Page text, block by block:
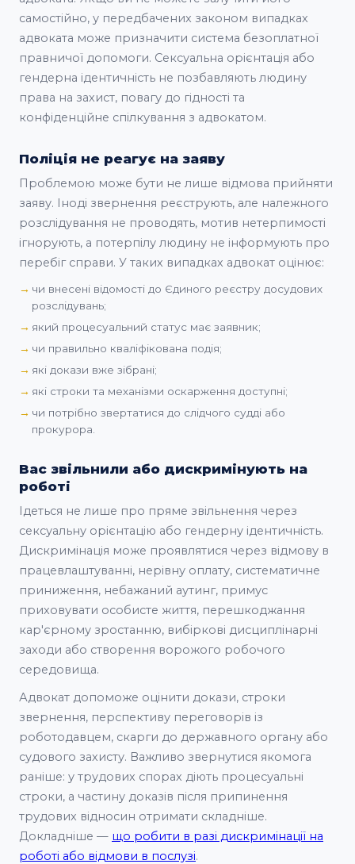
самостійно, у передбачених законом випадках
адвоката може призначити система безоплатної
правничої допомоги. Сексуальна орієнтація або
гендерна ідентичність не позбавляють людину
права на захист, повагу до гідності та
конфіденційне спілкування з адвокатом.
Поліція не реагує на заяву
Проблемою може бути не лише відмова прийняти
заяву. Іноді звернення реєструють, але належного
розслідування не проводять, мотив нетерпимості
ігнорують, а потерпілу людину не інформують про
перебіг справи. У таких випадках адвокат оцінює:
чи внесені відомості до Єдиного реєстру досудових
розслідувань;
який процесуальний статус має заявник;
чи правильно кваліфікована подія;
які докази вже зібрані;
які строки та механізми оскарження доступні;
чи потрібно звертатися до слідчого судді або
прокурора.
Вас звільнили або дискримінують на
роботі
Ідеться не лише про пряме звільнення через
сексуальну орієнтацію або гендерну ідентичність.
Дискримінація може проявлятися через відмову в
працевлаштуванні, нерівну оплату, систематичне
приниження, небажаний аутинг, примус
приховувати особисте життя, перешкоджання
кар'єрному зростанню, вибіркові дисциплінарні
заходи або створення ворожого робочого
середовища.
Адвокат допоможе оцінити докази, строки
звернення, перспективу переговорів із
роботодавцем, скарги до державного органу або
судового захисту. Важливо звернутися якомога
раніше: у трудових спорах діють процесуальні
строки, а частину доказів після припинення
трудових відносин отримати складніше.
Докладніше — що робити в разі дискримінації на
роботі або відмови в послузі.